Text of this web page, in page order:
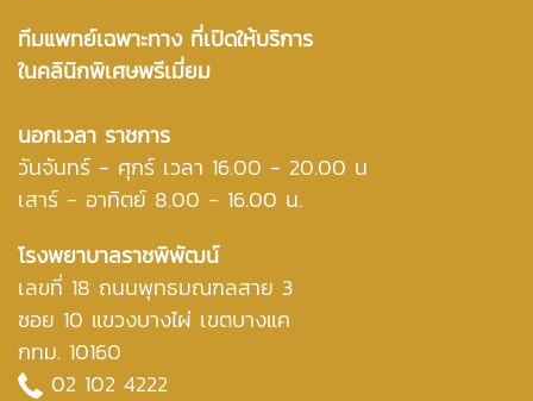
ทีมแพทย์เฉพาะทาง ที่เปิดให้บริการ
ในคลินิกพิเศษพรีเมี่ยม
นอกเวลา ราชการ
วันจันทร์ - ศุกร์ เวลา 16.00 - 20.00 น
เสาร์ - อาทิตย์ 8.00 - 16.00 น.
โรงพยาบาลราชพิพัฒน์
เลขที่ 18 ถนนพุทธมณฑลสาย 3
ซอย 10 แขวงบางไผ่ เขตบางแค
กทม. 10160
02 102 4222